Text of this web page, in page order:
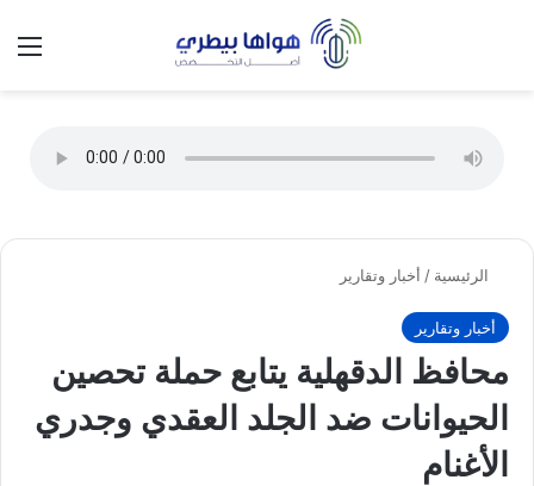
الوضع
الرئيسية / أخبار وتقارير
أخبار وتقارير
محافظ الدقهلية يتابع حملة تحصين
الحيوانات ضد الجلد العقدي وجدري
الأغنام